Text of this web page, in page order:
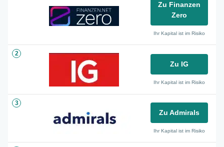
Zu Finanzen
Zero
Ihr Kapital ist im Risiko
2
Zu IG
Ihr Kapital ist im Risiko
3
Zu Admirals
Ihr Kapital ist im Risiko